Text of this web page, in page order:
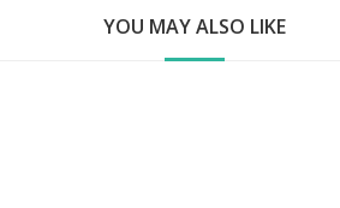
YOU MAY ALSO LIKE